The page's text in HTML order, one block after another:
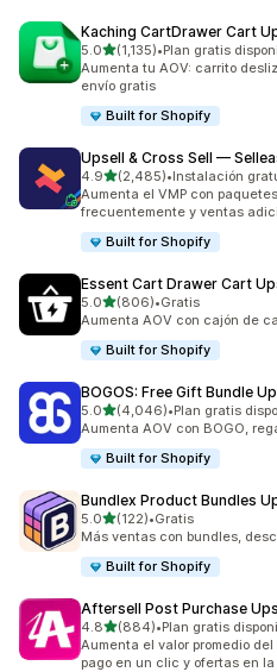
Kaching CartDrawer Cart
5.0de 5 estrellas
(1,135)
1135 reseñas en total
•Plan gratis
Aumenta tu AOV: carrito
envío gratis
Built for Shopify
Upsell & Cross Sell —
4.9de 5 estrellas
(2,485)
2485 reseñas en total
•Instalación
Aumenta el VMP con
frecuentemente y ventas
Built for Shopify
Essent Cart Drawer Cart
5.0de 5 estrellas
(806)
806 reseñas en total
•Gratis
Aumenta AOV con cajón de
Built for Shopify
BOGOS: Free Gift Bundle
5.0de 5 estrellas
(4,046)
4046 reseñas en total
•Plan gratis
Aumenta AOV con BOGO,
Built for Shopify
Bundlex Product Bundles
5.0de 5 estrellas
(122)
122 reseñas en total
•Gratis
Más ventas con bundles,
Built for Shopify
Aftersell Post Purchase
4.8de 5 estrellas
(884)
884 reseñas en total
•Plan gratis
Aumenta el valor promedio
pago en un clic y ofertas en